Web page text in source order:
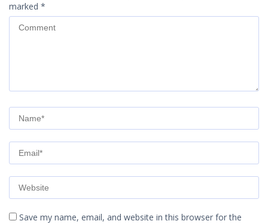
marked *
Save my name, email, and website in this browser for the